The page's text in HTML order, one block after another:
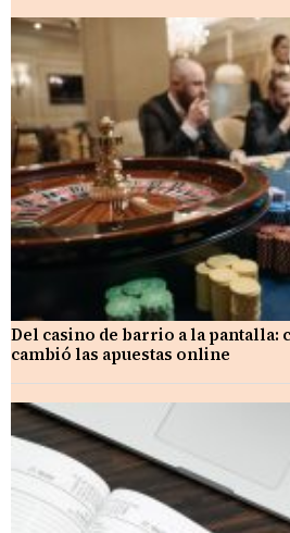
Del casino de barrio a la pantalla:
cambió las apuestas online